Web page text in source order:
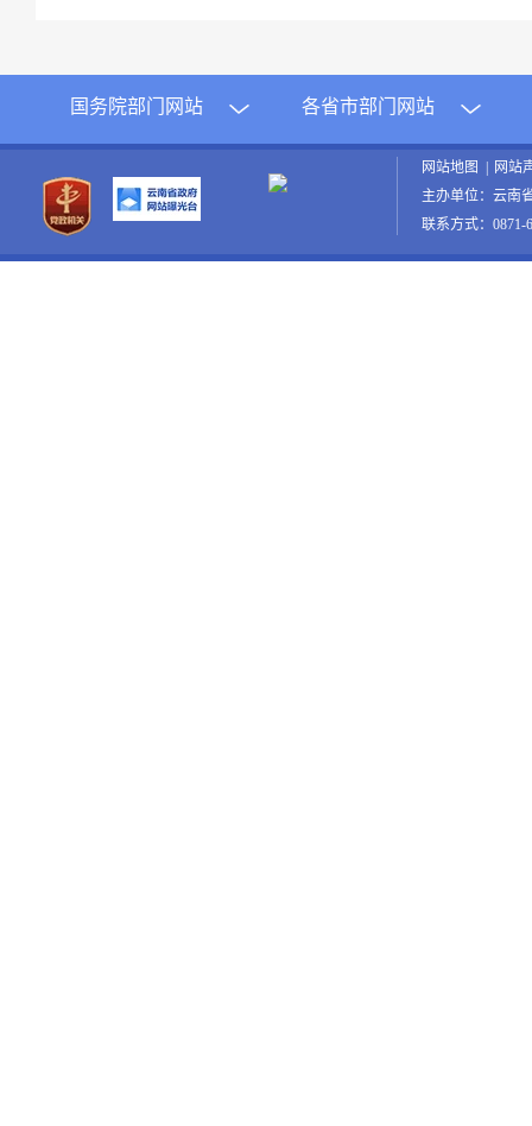
国务院部门网站 各省市部门网站
网站地图 | 网站
主办单位：云南
联系方式：0871-